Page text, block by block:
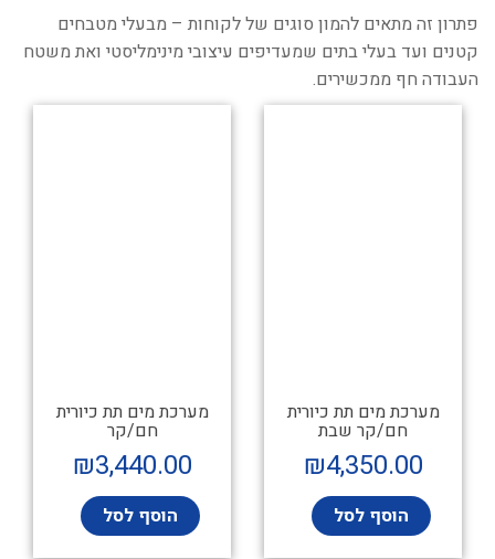
פתרון זה מתאים להמון סוגים של לקוחות – מבעלי מטבחים
קטנים ועד בעלי בתים שמעדיפים עיצובי מינימליסטי ואת משטח
העבודה חף ממכשירים.
מערכת מים תת כיורית
חם/קר שבת
₪4,350.00
הוסף לסל
מערכת מים תת כיורית
חם/קר
₪3,440.00
הוסף לסל